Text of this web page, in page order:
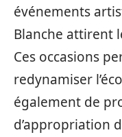
événements
Blanche attirent
Ces occasions
redynamiser
également de
d’appropriation